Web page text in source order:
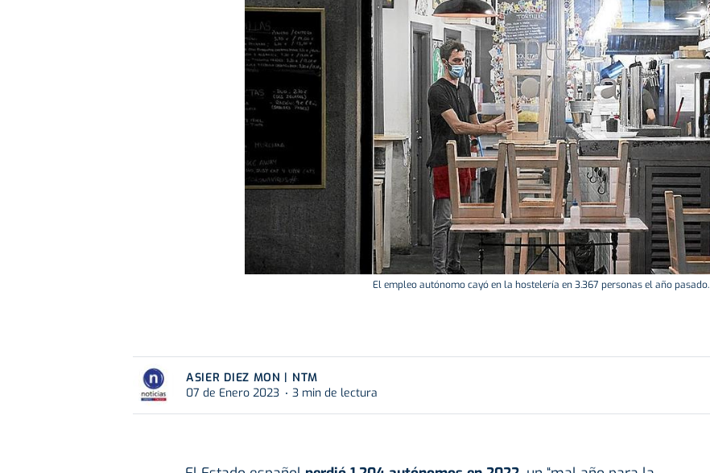
El empleo autónomo cayó en la hostelería en 3.367 personas el año pasado.
ASIER DIEZ MON | NTM
07 de Enero 2023
3 min de lectura